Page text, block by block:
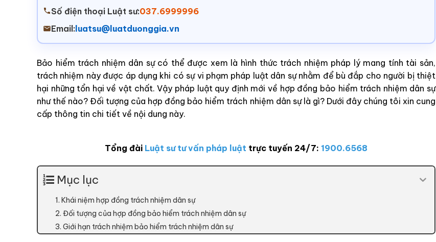
Số điện thoại Luật sư:037.6999996
Email: luatsu@luatduonggia.vn
Bảo hiểm trách nhiệm dân sự có thể được xem là hình thức trách nhiệm pháp lý mang tính tài sản,
trách nhiệm này được áp dụng khi có sự vi phạm pháp luật dân sự nhằm để bù đắp cho người bị thiệt
hại những tổn hại về vật chất. Vậy pháp luật quy định mới về hợp đồng bảo hiểm trách nhiệm dân sự
như thế nào? Đối tượng của hợp đồng bảo hiểm trách nhiệm dân sự là gì? Dưới đây chúng tôi xin cung
cấp thông tin chi tiết về nội dung này.
Tổng đài Luật sư tư vấn pháp luật trực tuyến 24/7: 1900.6568
Mục lục
1. Khái niệm hợp đồng trách nhiệm dân sự
2. Đối tượng của hợp đồng bảo hiểm trách nhiệm dân sự
3. Giới hạn trách nhiệm bảo hiểm trách nhiệm dân sự